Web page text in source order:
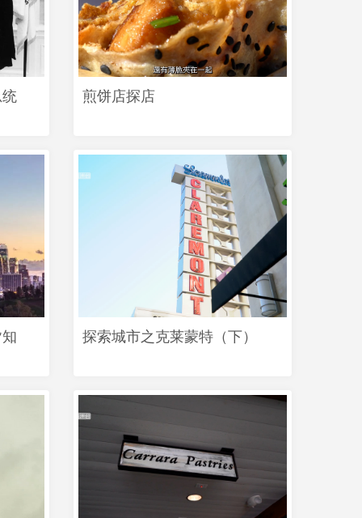
煎饼店探店
探索城市之克莱蒙特（下）